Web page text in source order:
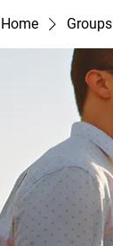
Home Groups